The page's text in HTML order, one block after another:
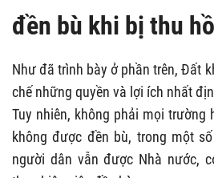
đền bù khi bị thu
Như đã trình bày ở phần trên, Đất
chế những quyền và lợi ích nhất
Tuy nhiên, không phải mọi
không được đền bù, trong một
người dân vẫn được Nhà nước,